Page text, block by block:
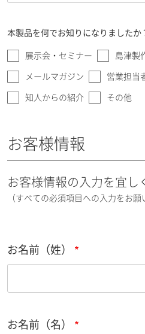
本製品を何でお知りになりましたか
展示会・セミナー 島津製
メールマガジン 営業担当
知人からの紹介 その他
お客様情報
お客様情報の入力を宜し
（すべての必須項目への入力をお願
お名前（姓）
お名前（名）